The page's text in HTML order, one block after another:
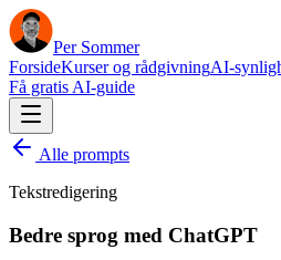
Per Sommer
ForsideKurser og rådgivningAI-
Få gratis AI-guide
Alle prompts
Tekstredigering
Bedre sprog med ChatGPT